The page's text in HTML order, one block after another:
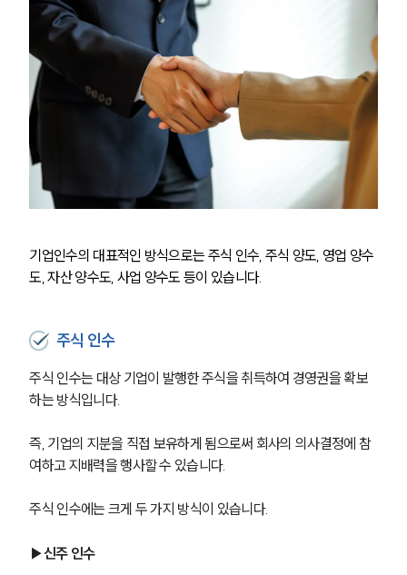
기업인수의 대표적인 방식으로는 주식 인수, 주식 양도, 영업 양수
도, 자산 양수도, 사업 양수도 등이 있습니다.
주식 인수
주식 인수는 대상 기업이 발행한 주식을 취득하여 경영권을 확보
하는 방식입니다.
즉, 기업의 지분을 직접 보유하게 됨으로써 회사의 의사결정에 참
여하고 지배력을 행사할 수 있습니다.
주식 인수에는 크게 두 가지 방식이 있습니다.
▶신주 인수